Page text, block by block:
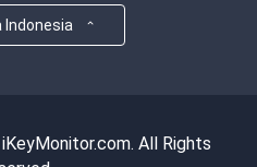
Indonesia
All Rights